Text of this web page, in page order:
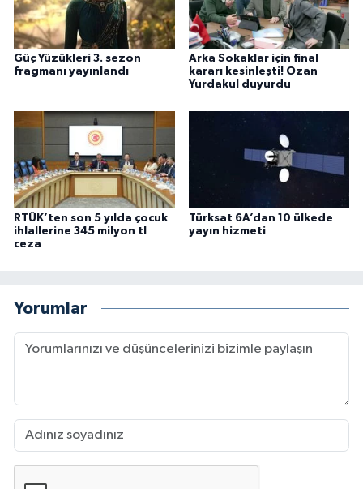
Güç Yüzükleri 3. sezon
fragmanı yayınlandı
Arka Sokaklar için final
kararı kesinleşti! Ozan
Yurdakul duyurdu
RTÜK’ten son 5 yılda çocuk
ihlallerine 345 milyon tl
ceza
Türksat 6A’dan 10 ülkede
yayın hizmeti
Yorumlar